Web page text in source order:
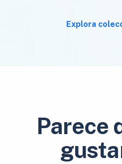
Explora
Parece